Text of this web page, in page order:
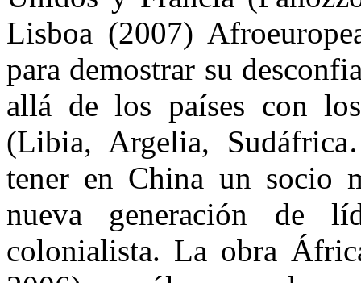
Lisboa (2007)
para demostrar su
allá de los países con
(Libia, Argelia,
tener en China un socio
nueva generación de
colonialista. La obra